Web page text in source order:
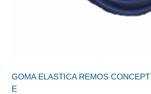
GOMA ELASTICA REMOS
E